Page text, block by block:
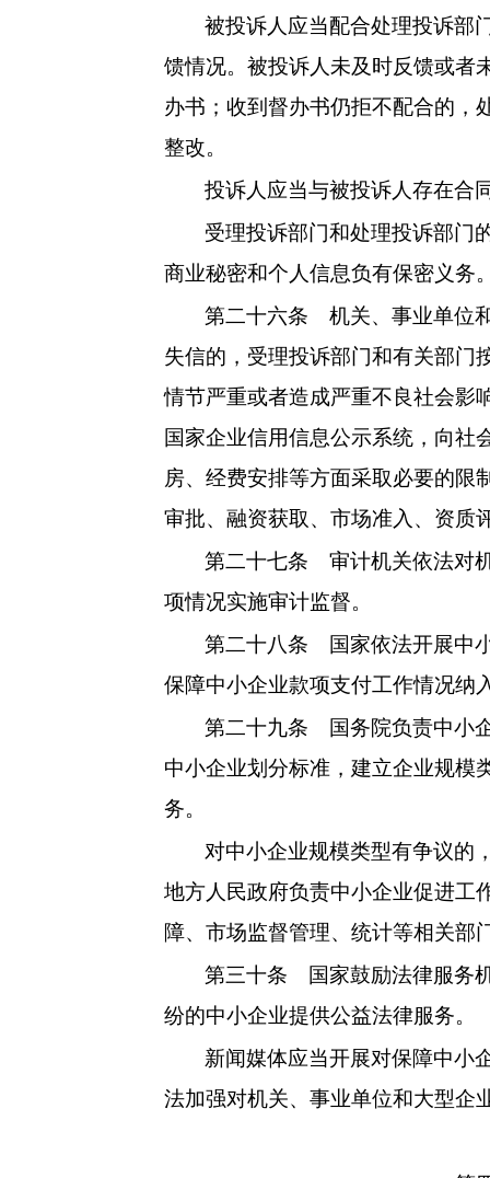
被投诉人应当配合处理投诉部
馈情况。被投诉人未及时反馈或者
办书；收到督办书仍拒不配合的，
整改。
投诉人应当与被投诉人存在合
受理投诉部门和处理投诉部门
商业秘密和个人信息负有保密义务
第二十六条 机关、事业单位
失信的，受理投诉部门和有关部门
情节严重或者造成严重不良社会影
国家企业信用信息公示系统，向社
房、经费安排等方面采取必要的限
审批、融资获取、市场准入、资质
第二十七条 审计机关依法对
项情况实施审计监督。
第二十八条 国家依法开展中
保障中小企业款项支付工作情况纳
第二十九条 国务院负责中小
中小企业划分标准，建立企业规模
务。
对中小企业规模类型有争议的
地方人民政府负责中小企业促进工
障、市场监督管理、统计等相关部
第三十条 国家鼓励法律服务
纷的中小企业提供公益法律服务。
新闻媒体应当开展对保障中小
法加强对机关、事业单位和大型企